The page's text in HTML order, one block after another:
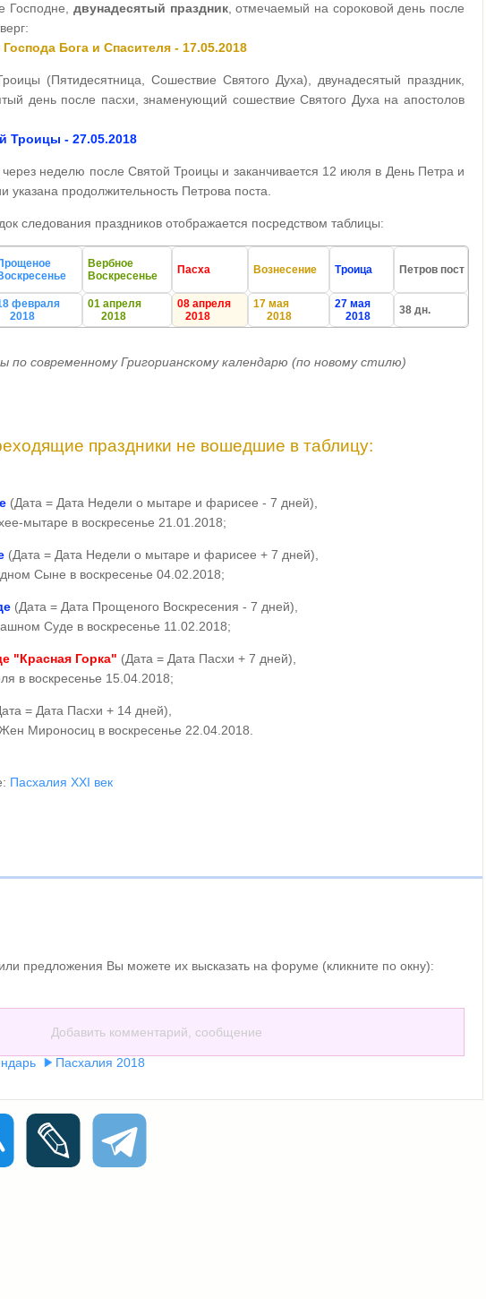
Господне, двунадесятый праздник, отмечаемый на сороковой день после
Бога и Спасителя - 17.05.2018
(Пятидесятница, Сошествие Святого Духа), двунадесятый праздник,
день после пасхи, знаменующий сошествие Святого Духа на апостолов
Троицы - 27.05.2018
через неделю после Святой Троицы и заканчивается 12 июля в День Петра и
указана продолжительность Петрова поста.
следования праздников отображается посредством таблицы:
Вербное
Воскресенье
Пасха Вознесение Троица Петров пост
февраля
2018
01 апреля
2018
08 апреля
2018
17 мая
2018
27 мая
2018
38 дн.
по современному Григорианскому календарю (по новому стилю)
праздники не вошедшие в таблицу:
(Дата = Дата Недели о мытаре и фарисее - 7 дней),
мытаре в воскресенье 21.01.2018;
(Дата = Дата Недели о мытаре и фарисее + 7 дней),
Сыне в воскресенье 04.02.2018;
(Дата = Дата Прощеного Воскресения - 7 дней),
Суде в воскресенье 11.02.2018;
"Красная Горка" (Дата = Дата Пасхи + 7 дней),
в воскресенье 15.04.2018;
= Дата Пасхи + 14 дней),
Мироносиц в воскресенье 22.04.2018.
Пасхалия XXI век
предложения Вы можете их высказать на форуме (кликните по окну):
Добавить комментарий, сообщение
Пасхалия 2018